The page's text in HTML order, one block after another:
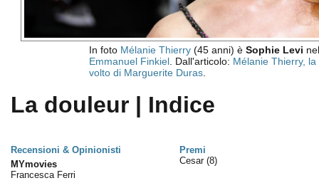
In foto Mélanie Thierry(45 anni) è Sophie Levi
Emmanuel Finkiel. Dall'articolo: Mélanie Thierry,
volto di Marguerite Duras.
La douleur | Indice
Recensioni & Opinionisti
Premi
MYmovies
Francesca Ferri
Cesar (8)